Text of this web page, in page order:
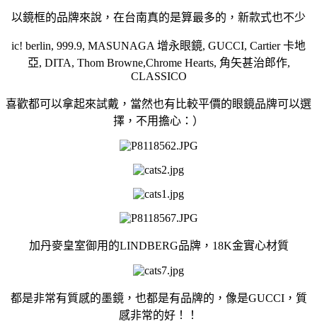
以鏡框的品牌來說，在台南真的是算最多的，新款式也不少
ic! berlin, 999.9, MASUNAGA 增永眼鏡, GUCCI, Cartier 卡地
亞, DITA, Thom Browne,Chrome Hearts, 角矢甚治郎作,
CLASSICO
喜歡都可以拿起來試戴，當然也有比較平價的眼鏡品牌可以選
擇，不用擔心：）
加丹麥皇室御用的LINDBERG品牌，18K金實心材質
都是非常有質感的墨鏡，也都是有品牌的，像是GUCCI，質
感非常的好！！